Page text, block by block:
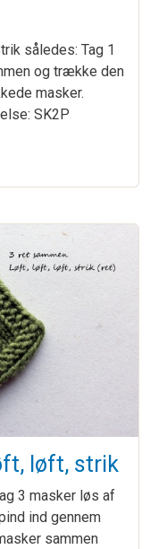
således: Tag 1
og trække den
masker.
SK2P
løft, strik
3 masker løs af
ind gennem
sammen